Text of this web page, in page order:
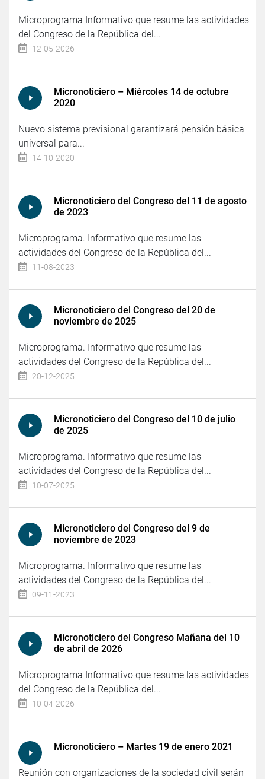
Microprograma Informativo que resume las actividades
del Congreso de la República del...
12-05-2026
Micronoticiero – Miércoles 14 de octubre
2020
Nuevo sistema previsional garantizará pensión básica
universal para...
14-10-2020
Micronoticiero del Congreso del 11 de agosto
de 2023
Microprograma. Informativo que resume las
actividades del Congreso de la República del...
11-08-2023
Micronoticiero del Congreso del 20 de
noviembre de 2025
Microprograma. Informativo que resume las
actividades del Congreso de la República del...
20-12-2025
Micronoticiero del Congreso del 10 de julio
de 2025
Microprograma. Informativo que resume las
actividades del Congreso de la República del...
10-07-2025
Micronoticiero del Congreso del 9 de
noviembre de 2023
Microprograma. Informativo que resume las
actividades del Congreso de la República del...
09-11-2023
Micronoticiero del Congreso Mañana del 10
de abril de 2026
Microprograma Informativo que resume las actividades
del Congreso de la República del...
10-04-2026
Micronoticiero – Martes 19 de enero 2021
Reunión con organizaciones de la sociedad civil serán